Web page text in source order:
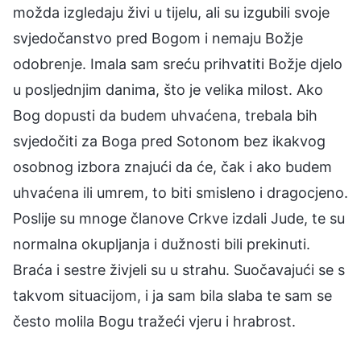
možda izgledaju živi u tijelu, ali su izgubili svoje
svjedočanstvo pred Bogom i nemaju Božje
odobrenje. Imala sam sreću prihvatiti Božje djelo
u posljednjim danima, što je velika milost. Ako
Bog dopusti da budem uhvaćena, trebala bih
svjedočiti za Boga pred Sotonom bez ikakvog
osobnog izbora znajući da će, čak i ako budem
uhvaćena ili umrem, to biti smisleno i dragocjeno.
Poslije su mnoge članove Crkve izdali Jude, te su
normalna okupljanja i dužnosti bili prekinuti.
Braća i sestre živjeli su u strahu. Suočavajući se s
takvom situacijom, i ja sam bila slaba te sam se
često molila Bogu tražeći vjeru i hrabrost.